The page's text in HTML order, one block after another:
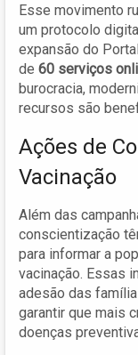
Esse movimento
um protocolo
expansão do
de 60 serviços
burocracia,
recursos são
Ações de
Vacinação
Além das
conscientização
para informar a
vacinação. Essas
adesão das
garantir que mais
doenças